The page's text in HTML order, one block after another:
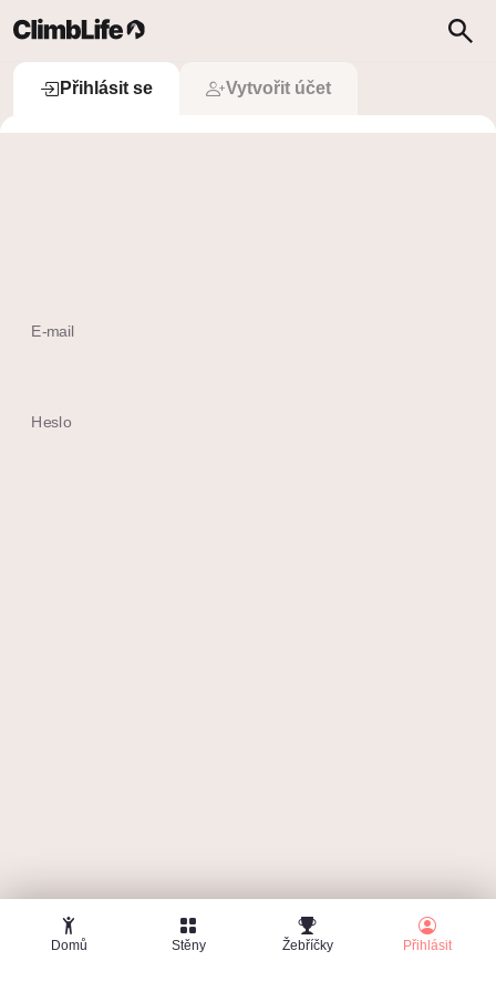
Domů Stěny Žebříčky Přihlásit
Vyhledávání
Přihlásit se
Přihlásit se Vytvořit účet
E-mail
Heslo
Upozornění